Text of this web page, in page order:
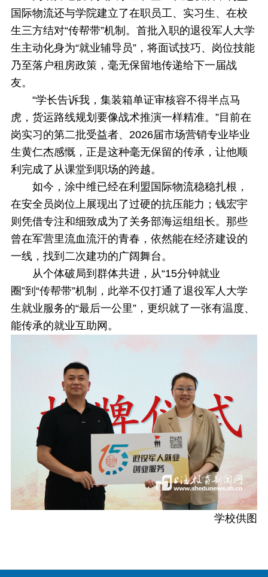
国际物流还与学院建立了在职员工、实习生、在校
生三方结对“传帮带”机制。首批入职的退役军人大学
生主动化身为“就业辅导员”，将面试技巧、岗位技能
乃至落户租房政策，毫无保留地传递给下一届战
友。
“学长告诉我，集装箱单证审核容不得半点马
虎，货运路线规划要像战术推演一样精准。”目前在
岗实习的第二批受益者、2026届市场营销专业毕业
生黄仁杰感慨，正是这种毫无保留的传承，让他顺
利完成了从课堂到职场的跨越。
如今，涂中维已经在利盟国际物流稳稳扎根，
在安全员岗位上展现出了过硬的抗压能力；钱宏宇
则凭借专注和细致成为了关务部海运组组长。那些
曾在军营里流血流汗的青春，依然能在经济建设的
一线，找到二次建功的广阔舞台。
从个体破局到群体共进，从“15分钟就业
圈”到“传帮带”机制，此举不仅打通了退役军人大学
生就业服务的“最后一公里”，更织就了一张有温度、
能传承的就业互助网。
学校供图